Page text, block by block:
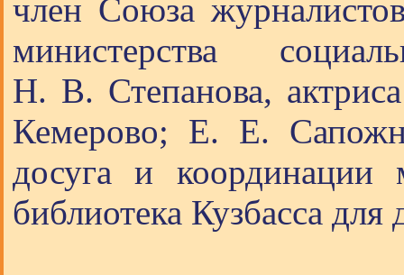
член Союза
министерства
Н. В. Степанова,
Кемерово; Е. Е.
досуга и координации
библиотека Кузбасса